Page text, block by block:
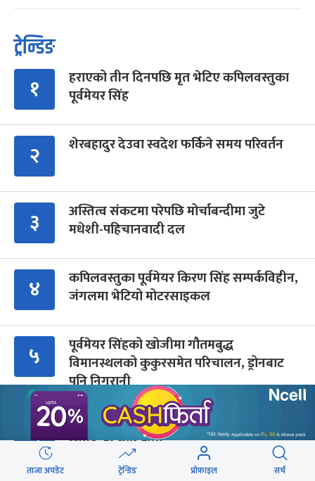
ट्रेन्डिङ
१
हराएको तीन दिनपछि मृत भेटिए कपिलवस्तुका
पूर्वमेयर सिंह
२ शेरबहादुर देउवा स्वदेश फर्किने समय परिवर्तन
३
अस्तित्व संकटमा परेपछि मोर्चाबन्दीमा जुटे
मधेशी-पहिचानवादी दल
४
कपिलवस्तुका पूर्वमेयर किरण सिंह सम्पर्कविहीन,
जंगलमा भेटियो मोटरसाइकल
५
पूर्वमेयर सिंहको खोजीमा गौतमबुद्ध
विमानस्थलको कुकुरसमेत परिचालन, ड्रोनबाट
पनि निगरानी
६
सरकारबारे रवि– बादलको टुक्रामा जहाज हल्लिन
सक्छ, डर मान्नु पर्दैन
ताजा अपडेट ट्रेन्डिङ प्रोफाइल सर्च